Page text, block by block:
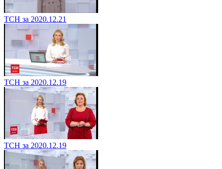
ТСН за 2020.12.21
ТСН за 2020.12.19
ТСН за 2020.12.19